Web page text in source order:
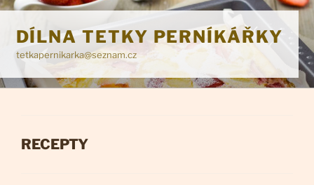
Přejít
obsahu
webu
DÍLNA TETKY PERNÍKÁŘKY
tetkapernikarka@seznam.cz
RUBRIKY
RECEPTY